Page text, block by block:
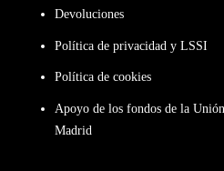
Devoluciones
Política de privacidad y LSSI
Política de cookies
Apoyo de los fondos de la
Madrid